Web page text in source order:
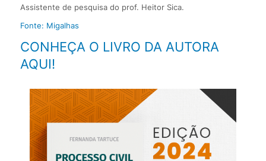
Assistente de pesquisa do prof. Heitor Sica.
Fonte: Migalhas
CONHEÇA O LIVRO DA AUTORA
AQUI!